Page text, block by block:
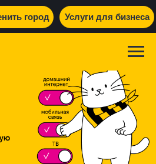
Услуги для бизнеса